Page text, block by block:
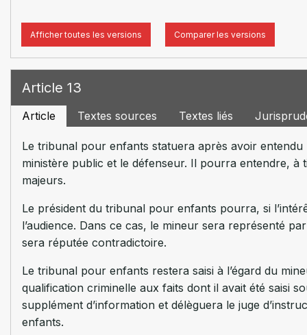
Afficher toutes les versions Comparer les versions
Article 13
Article Textes sources Textes liés
Le tribunal pour enfants statuera après avoir
ministère public et le défenseur. Il pourra entendre,
majeurs.
Le président du tribunal pour enfants pourra, si
l’audience. Dans ce cas, le mineur sera représenté
sera réputée contradictoire.
Le tribunal pour enfants restera saisi à l’égard du
qualification criminelle aux faits dont il avait été saisi
supplément d’information et délèguera le juge
enfants.